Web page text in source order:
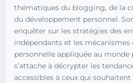
thématiques du blogging, de la
du développement personnel.
enquêter sur les stratégies des
indépendants et les mécanismes
personnelle appliquée au monde
s’attache à décrypter les
accessibles à ceux qui